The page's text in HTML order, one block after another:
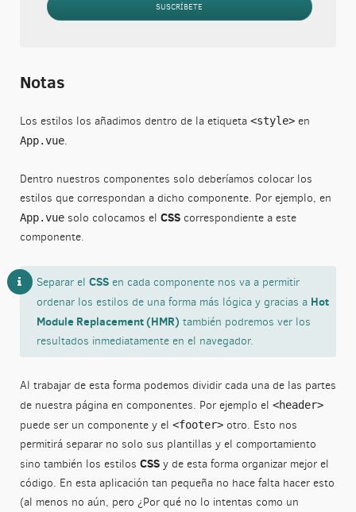
SUSCRÍBETE
Notas
Los estilos los añadimos dentro de la etiqueta <style>en
App.vue.
Dentro nuestros componentes solo deberíamos colocar los
estilos que correspondan a dicho componente. Por ejemplo, en
App.vuesolo colocamos el CSScorrespondiente a este
componente.
Separar elCSS en cada componente nos va a permitir
ordenar los estilos de una forma más lógica y gracias a Hot
Module Replacement (HMR) también podremos ver los
resultados inmediatamente en el navegador.
Al trabajar de esta forma podemos dividir cada una de las partes
de nuestra página en componentes. Por ejemplo el <header>
puede ser un componente y el <footer>otro. Esto nos
permitirá separar no solo sus plantillas y el comportamiento
sino también los estilos CSSy de esta forma organizar mejor el
código. En esta aplicación tan pequeña no hace falta hacer esto
(al menos no aún, pero ¿Por qué no lo intentas como un